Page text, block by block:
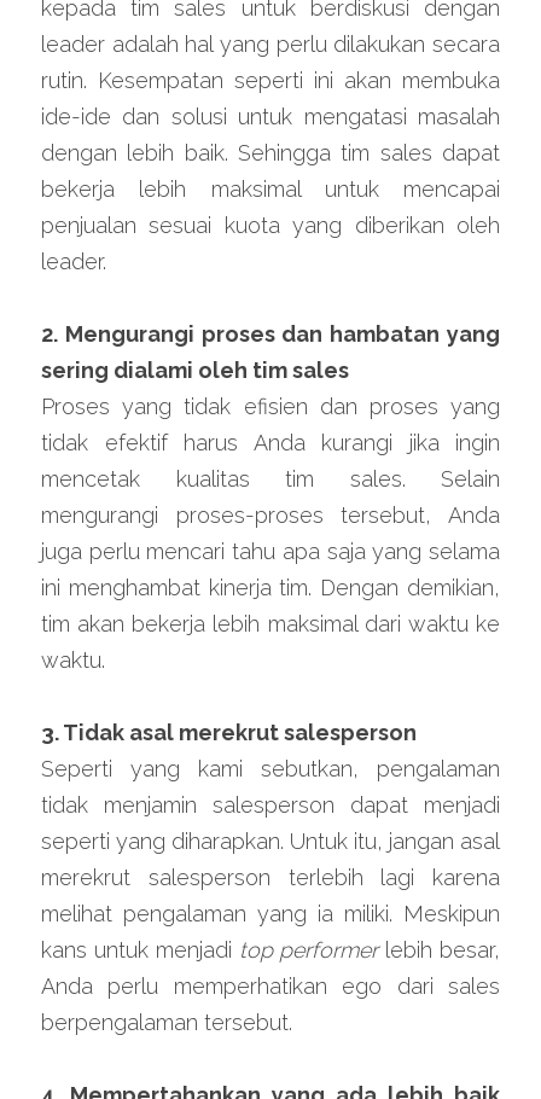
kepada tim sales untuk berdiskusi dengan
leader adalah hal yang perlu dilakukan secara
rutin. Kesempatan seperti ini akan membuka
ide-ide dan solusi untuk mengatasi masalah
dengan lebih baik. Sehingga tim sales dapat
bekerja lebih maksimal untuk mencapai
penjualan sesuai kuota yang diberikan oleh
leader.
2. Mengurangi proses dan hambatan yang
sering dialami oleh tim sales
Proses yang tidak efisien dan proses yang
tidak efektif harus Anda kurangi jika ingin
mencetak kualitas tim sales. Selain
mengurangi proses-proses tersebut, Anda
juga perlu mencari tahu apa saja yang selama
ini menghambat kinerja tim. Dengan demikian,
tim akan bekerja lebih maksimal dari waktu ke
waktu.
3. Tidak asal merekrut salesperson
Seperti yang kami sebutkan, pengalaman
tidak menjamin salesperson dapat menjadi
seperti yang diharapkan. Untuk itu, jangan asal
merekrut salesperson terlebih lagi karena
melihat pengalaman yang ia miliki. Meskipun
kans untuk menjadi top performer lebih besar,
Anda perlu memperhatikan ego dari sales
berpengalaman tersebut.